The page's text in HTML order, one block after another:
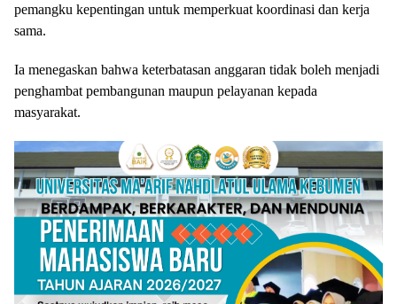
pemangku kepentingan untuk memperkuat koordinasi dan kerja
sama.
Ia menegaskan bahwa keterbatasan anggaran tidak boleh menjadi
penghambat pembangunan maupun pelayanan kepada
masyarakat.